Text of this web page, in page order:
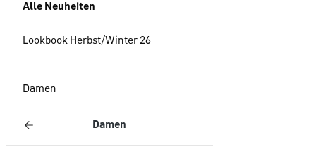
Alle Neuheiten
Lookbook Herbst/Winter 26
Damen
Damen